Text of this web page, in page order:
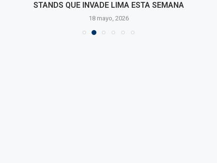
STANDS QUE INVADE LIMA ESTA SEMANA
18 mayo, 2026